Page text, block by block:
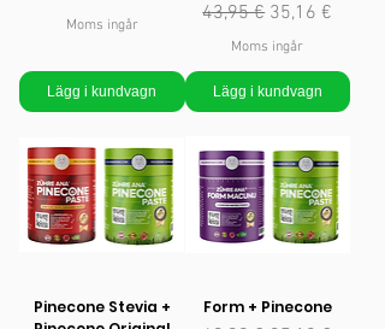
Moms ingår
Lägg i kundvagn
Ordinarie pris
43,95 € Reapris
35,16 €
Moms ingår
Lägg i kundvagn
Pinecone Stevia +
Form + Pinecone